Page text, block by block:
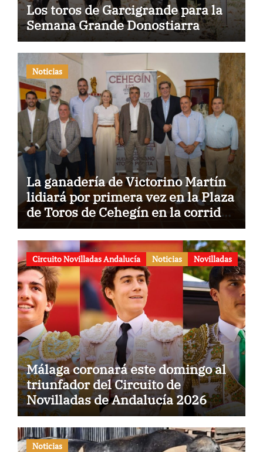
Los toros de Garcigrande para la
Semana Grande Donostiarra
Noticias
La ganadería de Victorino Martín
lidiará por primera vez en la Plaza
de Toros de Cehegín en la corrida
conmemorativa de su 125
aniversario
Circuito Novilladas Andalucía Noticias Novilladas
Málaga coronará este domingo al
triunfador del Circuito de
Novilladas de Andalucía 2026
Noticias